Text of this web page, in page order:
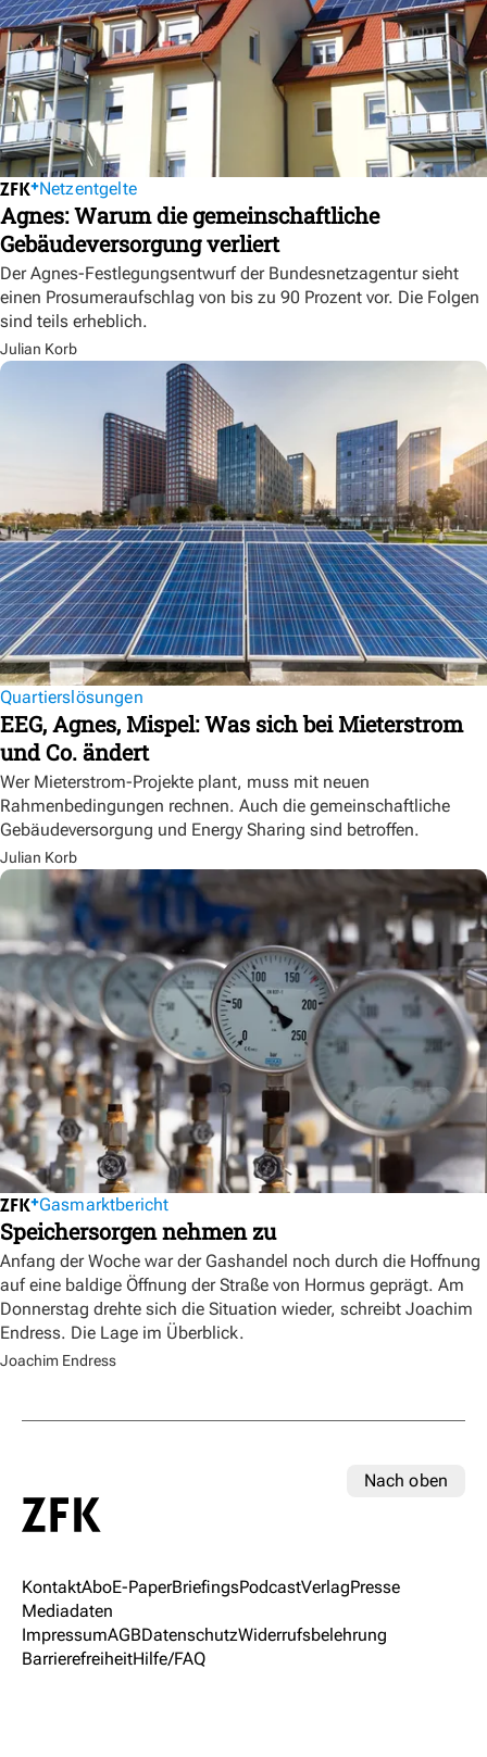
Netzentgelte
Agnes: Warum die gemeinschaftliche
Gebäudeversorgung verliert
Der Agnes-Festlegungsentwurf der Bundesnetzagentur sieht
einen Prosumeraufschlag von bis zu 90 Prozent vor. Die Folgen
sind teils erheblich.
Julian Korb
Quartierslösungen
EEG, Agnes, Mispel: Was sich bei Mieterstrom
und Co. ändert
Wer Mieterstrom-Projekte plant, muss mit neuen
Rahmenbedingungen rechnen. Auch die gemeinschaftliche
Gebäudeversorgung und Energy Sharing sind betroffen.
Julian Korb
Gasmarktbericht
Speichersorgen nehmen zu
Anfang der Woche war der Gashandel noch durch die Hoffnung
auf eine baldige Öffnung der Straße von Hormus geprägt. Am
Donnerstag drehte sich die Situation wieder, schreibt Joachim
Endress. Die Lage im Überblick.
Joachim Endress
Nach oben
KontaktAboE-PaperBriefingsPodcastVerlagPresse
Mediadaten
ImpressumAGBDatenschutzWiderrufsbelehrung
BarrierefreiheitHilfe/FAQ